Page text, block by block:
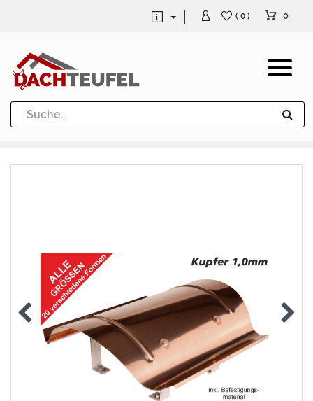
Dachrinne und Fallrohre
Werkzeuge und Löttechnik
( 0 ) 0